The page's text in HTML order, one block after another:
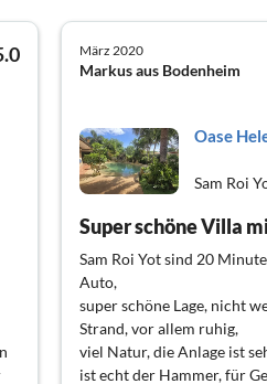
März 2020
Markus aus Bodenheim
Oase
Sam Roi
Super schöne Villa
Sam Roi Yot sind 20
Auto,
super schöne Lage, nicht
Strand, vor allem ruhig,
viel Natur, die Anlage ist
ist echt der Hammer, für